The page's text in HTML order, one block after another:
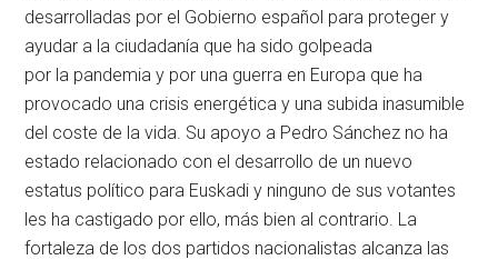
desarrolladas por el Gobierno español para proteger y
ayudar a la ciudadanía que ha sido golpeada
por la pandemia y por una guerra en Europa que ha
provocado una crisis energética y una subida inasumible
del coste de la vida. Su apoyo a Pedro Sánchez no ha
estado relacionado con el desarrollo de un nuevo
estatus político para Euskadi y ninguno de sus votantes
les ha castigado por ello, más bien al contrario. La
fortaleza de los dos partidos nacionalistas alcanza las